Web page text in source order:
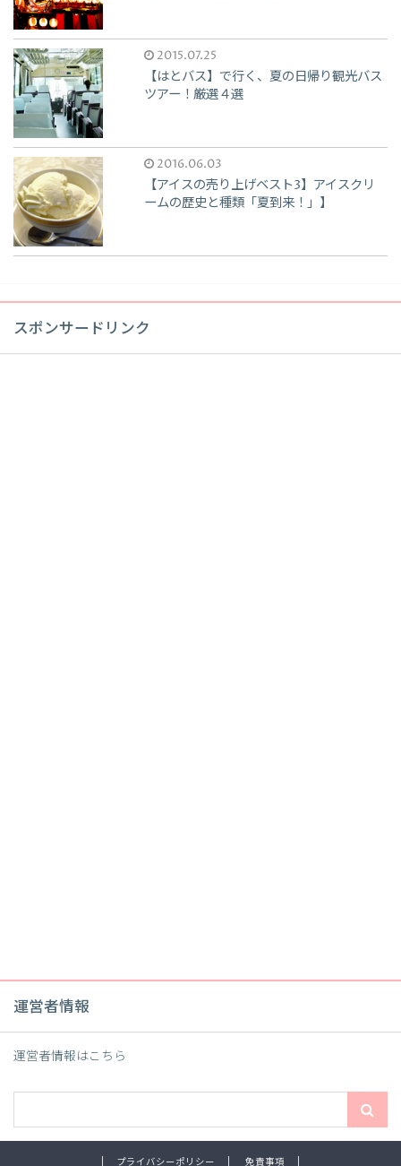
2015.07.25
【はとバス】で行く、夏の日帰り観光バス
ツアー！厳選４選
2016.06.03
【アイスの売り上げベスト3】アイスクリ
ームの歴史と種類「夏到来！」】
スポンサードリンク
運営者情報
運営者情報はこちら
プライバシーポリシー 免責事項